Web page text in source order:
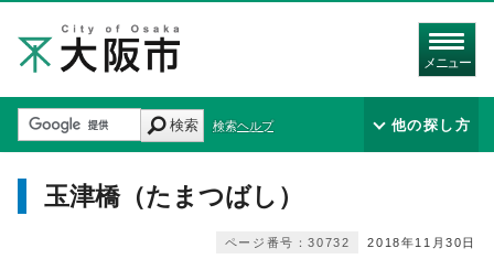
メニュー
検索 検索ヘルプ 他の探し方
玉津橋（たまつばし）
2018年11月30日
ページ番号：30732